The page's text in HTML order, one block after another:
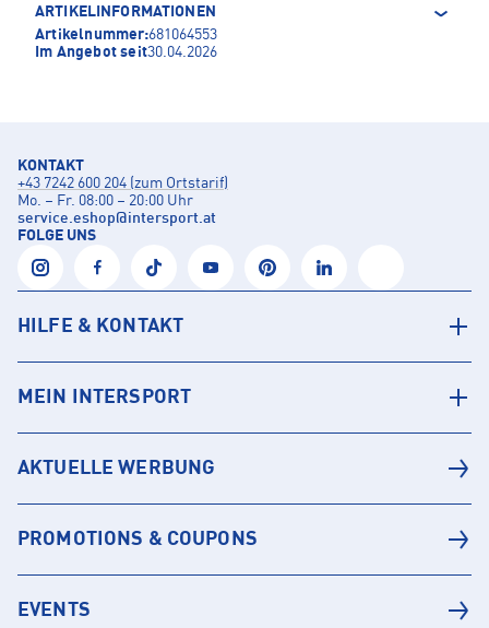
ARTIKELINFORMATIONEN
Artikelnummer:681064553
Im Angebot seit30.04.2026
KONTAKT
+43 7242 600 204 (zum Ortstarif)
Mo. – Fr. 08:00 – 20:00 Uhr
service.eshop@intersport.at
FOLGE UNS
HILFE & KONTAKT
MEIN INTERSPORT
AKTUELLE WERBUNG
PROMOTIONS & COUPONS
EVENTS